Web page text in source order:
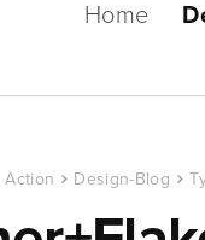
Home
Design-Blog